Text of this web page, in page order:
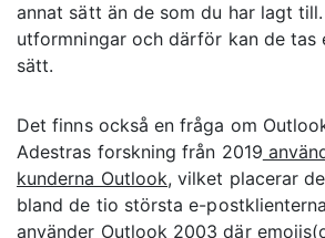
annat sätt än de som du har lagt
utformningar och därför kan de tas
sätt.
Det finns också en fråga om
Adestras forskning från 2019
kunderna Outlook, vilket placerar
bland de tio största e-
använder Outlook 2003 där emojis